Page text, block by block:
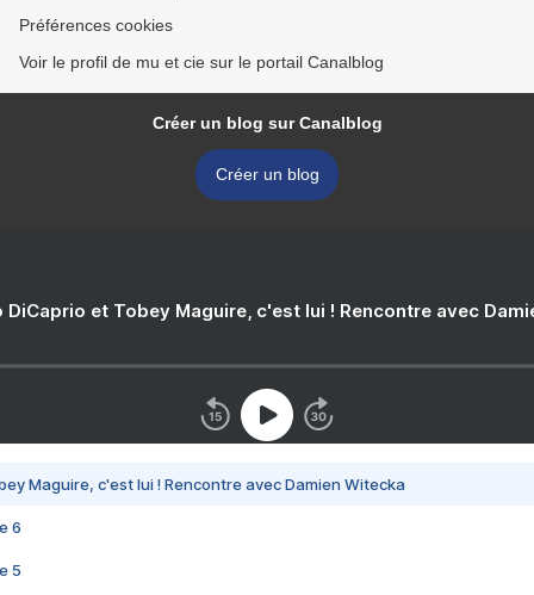
Préférences cookies
Voir le profil de mu et cie sur le portail Canalblog
Créer un blog sur Canalblog
Créer un blog
DiCaprio et Tobey Maguire, c'est lui ! Rencontre avec
Maguire, c'est lui ! Rencontre avec Damien Witecka
6
5